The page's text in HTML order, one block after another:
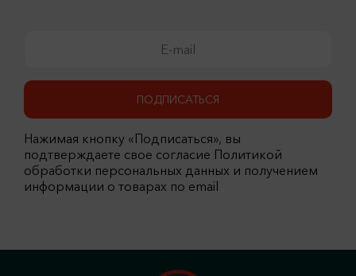
ПОДПИСАТЬСЯ
Нажимая кнопку «Подписаться», вы
подтверждаете свое согласие Политикой
обработки персональных данных и получением
информации о товарах по email